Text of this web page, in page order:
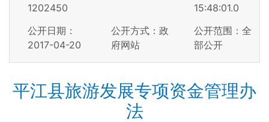
1202450
15:48:01.0
公开日期：
2017-04-20
公开方式：政
府网站
公开范围：全
部公开
平江县旅游发展专项资金管理办
法